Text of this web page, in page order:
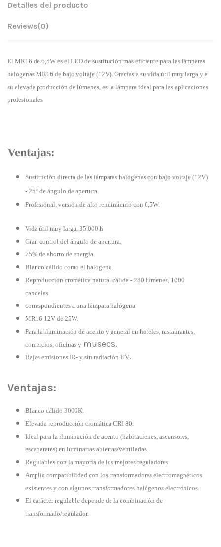
Detalles del producto
Reviews(0)
El MR16 de 6,5W es el LED de sustitución más eficiente para las lámparas
halógenas MR16 de bajo voltaje (12V). Gracias a su vida útil muy larga y a
su elevada producción de lúmenes, es la lámpara ideal para las aplicaciones
profesionales
Ventajas:
Sustitución directa de las lámparas halógenas con bajo voltaje (12V)
- 25° de ángulo de apertura.
Profesional, version de alto rendimiento con 6,5W.
Vida útil muy larga, 35.000 h
Gran control del ángulo de apertura.
75% de ahorro de energía.
Blanco cálido como el halógeno.
Reproducción cromática natural cálida - 280 lúmenes, 1000
candelas
correspondientes a una lámpara halógena
MR16 12V de 25W.
Para la iluminación de acento y general en hoteles, restaurantes,
comercios, oficinas y museos.
Bajas emisiones IR- y sin radiación UV.
Ventajas:
Blanco cálido 3000K.
Elevada reproducción cromática CRI 80.
Ideal para la iluminación de acento (habitaciones, ascensores,
escaparates) en luminarias abiertas/ventiladas.
Regulables con la mayoría de los mejores reguladores.
Amplia compatibilidad con los transformadores electromagnéticos
existentes y con algunos transformadores halógenos electrónicos.
El carácter regulable depende de la combinación de
transformado/regulador.